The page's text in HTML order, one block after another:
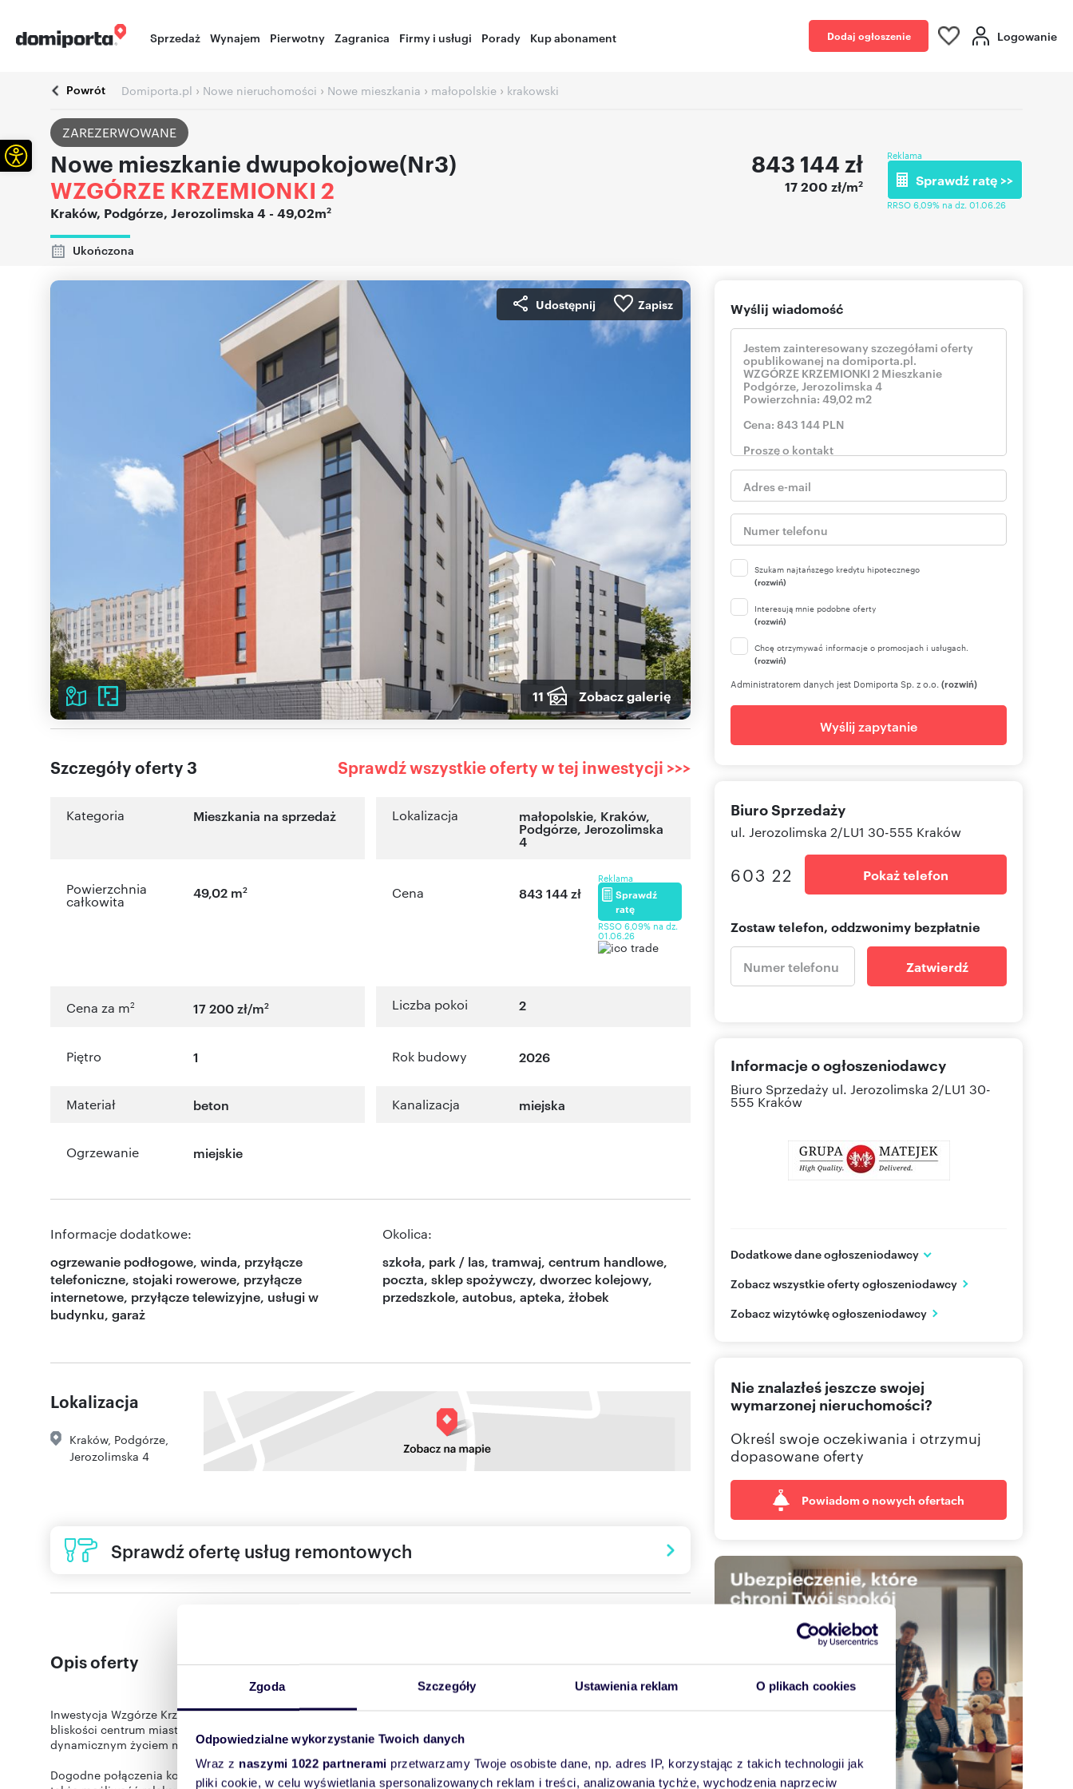
Zgoda Szczegóły Ustawienia reklam O plikach cookies
Odpowiedzialne wykorzystanie Twoich danych
Wraz z naszymi 1022 partnerami przetwarzamy Twoje osobiste dane, np. adres IP, korzystając z takich technologii jak
pliki cookie, w celu wyświetlania spersonalizowanych reklam i treści, analizowania tychże, wychodzenia naprzeciw
Sprzedaż Wynajem Pierwotny Zagranica Firmy i usługi Porady Kup abonament Dodaj ogłoszenie Logowanie
Powrót Domiporta.pl › Nowe nieruchomości › Nowe mieszkania › małopolskie › krakowski
ZAREZERWOWANE
Nowe mieszkanie dwupokojowe(Nr3)
WZGÓRZE KRZEMIONKI 2
Kraków, Podgórze, Jerozolimska 4 - 49,02m2
Ukończona
843 144 zł
17 200 zł/m2
Reklama
Sprawdź ratę >>
RRSO 6,09% na dz. 01.06.26
Udostępnij Zapisz
11 Zobacz galerię
Szczegóły oferty 3 Sprawdź wszystkie oferty w tej inwestycji >>>
Kategoria Mieszkania na sprzedaż Lokalizacja małopolskie, Kraków,
Podgórze,Jerozolimska
4
Powierzchnia
całkowita
49,02 m2 Cena 843 144 zł
Reklama
Sprawdź
ratę
RSSO 6,09% na dz.
01.06.26
Cena za m2 17 200 zł/m2 Liczba pokoi 2
Piętro 1 Rok budowy 2026
Materiał beton Kanalizacja miejska
Ogrzewanie miejskie
Informacje dodatkowe:
ogrzewanie podłogowe, winda, przyłącze
telefoniczne, stojaki rowerowe, przyłącze
internetowe, przyłącze telewizyjne, usługi w
budynku, garaż
Okolica:
szkoła, park / las, tramwaj, centrum handlowe,
poczta, sklep spożywczy, dworzec kolejowy,
przedszkole, autobus, apteka, żłobek
Lokalizacja
Kraków, Podgórze
Jerozolimska 4
Sprawdź ofertę usług remontowych
Opis oferty
Inwestycja Wzgórze Krzemionki, zlokalizowana przy ulicy
bliskości centrum miasta i terenów zielonych. Stanowi idealne rozwiązanie dla osób poszukujących harmonii między
dynamicznym życiem miejskim a bliskością natury.
Dogodne połączenia komunikacyjne i rozległe tereny rekreacyjne wokół inwestycji gwarantują nie tylko wygodę, ale
Wyślij wiadomość
Szukam najtańszego kredytu hipotecznego
(rozwiń)
Interesują mnie podobne oferty
(rozwiń)
Chcę otrzymywać informacje o promocjach i usługach.
(rozwiń)
Administratorem danych jest Domiporta Sp. z o.o. (rozwiń)
Wyślij zapytanie
Biuro Sprzedaży
ul. Jerozolimska 2/LU1 30-555 Kraków
603 22 Pokaż telefon
Zostaw telefon, oddzwonimy bezpłatnie
Zatwierdź
Informacje o ogłoszeniodawcy
Biuro Sprzedaży ul. Jerozolimska 2/LU1 30-
555 Kraków
Dodatkowe dane ogłoszeniodawcy
ul. Jerozolimska 2 / LU1
małopolskie
603 22 Pokaż telefon
Zobacz wszystkie oferty ogłoszeniodawcy
Zobacz wizytówkę ogłoszeniodawcy
Nie znalazłeś jeszcze swojej
wymarzonej nieruchomości?
Określ swoje oczekiwania i otrzymuj
dopasowane oferty
Powiadom o nowych ofertach
Otwórz pasek narzędzi